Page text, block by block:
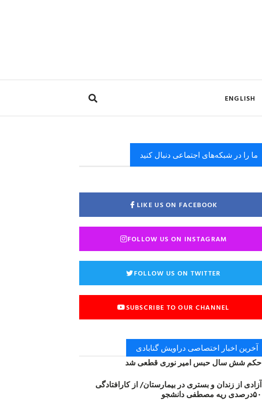
ENGLISH
ما را در شبکه‌های اجتماعی دنبال کنید
LIKE US ON FACEBOOK
FOLLOW US ON INSTAGRAM
FOLLOW US ON TWITTER
SUBSCRIBE TO OUR CHANNEL
آخرین اخبار اختصاصی دراویش گنابادی
حکم شش سال حبس امیر نوری قطعی شد
آزادی از زندان و بستری در بیمارستان/ از کارافتادگی
۵۰درصدی ریه مصطفی دانشجو